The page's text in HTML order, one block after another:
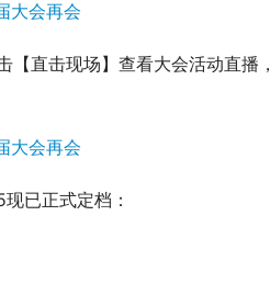
【直击现场】查看大会活动直播
已正式定档：